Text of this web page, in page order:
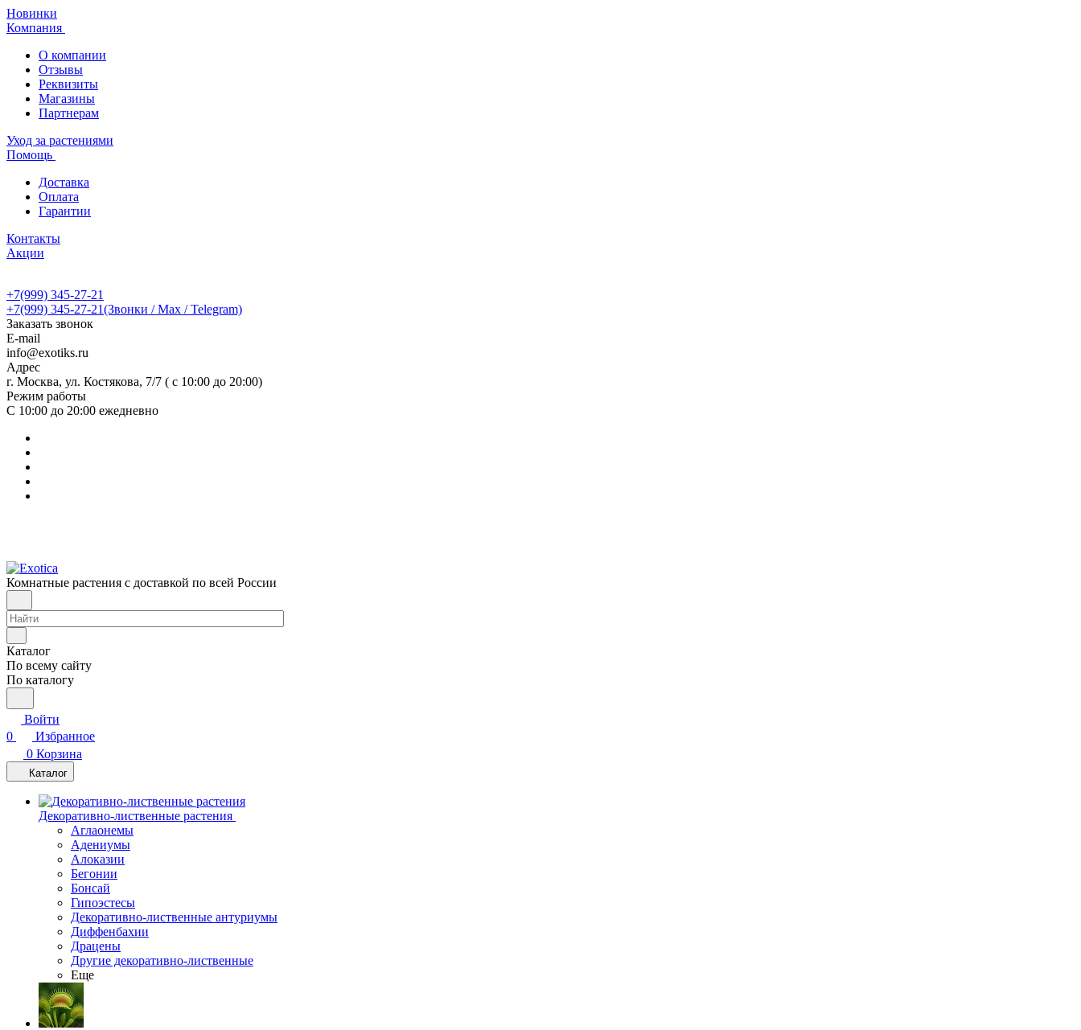
Новинки
Компания
О компании
Отзывы
Реквизиты
Магазины
Партнерам
Уход за растениями
Помощь
Доставка
Оплата
Гарантии
Контакты
Акции
+7(999) 345-27-21
+7(999) 345-27-21(Звонки / Max / Telegram)
Заказать звонок
E-mail
info@exotiks.ru
Адрес
г. Москва, ул. Костякова, 7/7 ( с 10:00 до 20:00)
Режим работы
С 10:00 до 20:00 ежедневно
Комнатные растения с доставкой по всей России
Каталог
По всему сайту
По каталогу
Войти
0
Избранное
0 Корзина
Каталог
Декоративно-лиственные растения
Аглаонемы
Адениумы
Алоказии
Бегонии
Бонсай
Гипоэстесы
Декоративно-лиственные антуриумы
Диффенбахии
Драцены
Другие декоративно-лиственные
Еще